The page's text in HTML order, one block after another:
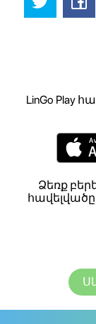
LinGo Play
Ձեռք
հավելվածը